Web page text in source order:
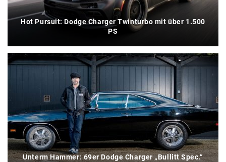
Hot Pursuit: Dodge Charger Twinturbo mit über 1.500
PS
Unterm Hammer: 69er Dodge Charger „Bullitt Spec.“